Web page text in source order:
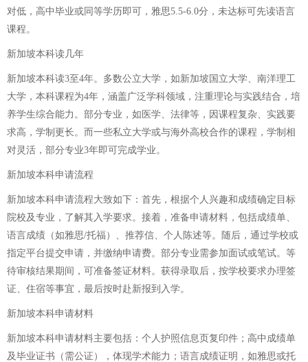
对低，高中毕业或同等学历即可，雅思5.5-6.0分，未达标可先读语言
课程。
新加坡本科读几年
新加坡本科读3至4年。多数公立大学，如新加坡国立大学、南洋理工
大学，本科课程为4年，涵盖广泛学科领域，注重理论与实践结合，培
养学生综合能力。部分专业，如医学、法律等，因课程复杂、实践要
求高，学制更长。而一些私立大学或与海外高校合作的课程，学制相
对灵活，部分专业3年即可完成学业。
新加坡本科申请流程
新加坡本科申请流程大致如下：首先，根据个人兴趣和成绩确定目标
院校及专业，了解其入学要求。接着，准备申请材料，包括成绩单、
语言成绩（如雅思/托福）、推荐信、个人陈述等。随后，通过学校或
指定平台提交申请，并缴纳申请费。部分专业需参加面试或笔试。等
待审核结果期间，可准备签证材料。获得录取后，按学校要求办理签
证、住宿等事宜，最后按时赴新报到入学。
新加坡本科申请材料
新加坡本科申请材料主要包括：个人护照信息页复印件；高中成绩单
及毕业证书（需公证），体现学术能力；语言成绩证明，如雅思或托